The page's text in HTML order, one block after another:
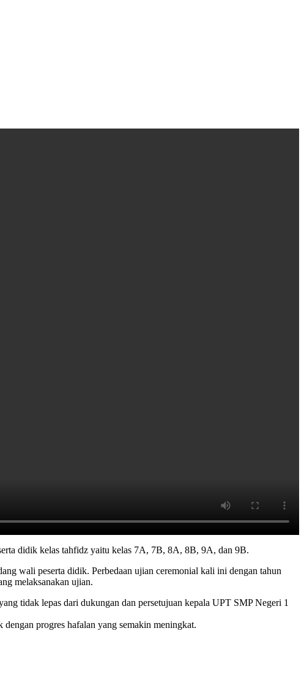
didik kelas tahfidz yaitu kelas 7A, 7B, 8A, 8B, 9A, dan 9B.
wali peserta didik. Perbedaan ujian ceremonial kali ini dengan tahun
melaksanakan ujian.
tidak lepas dari dukungan dan persetujuan kepala UPT SMP Negeri 1
progres hafalan yang semakin meningkat.